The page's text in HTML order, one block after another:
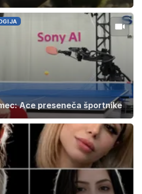
Ace preseneča športnike